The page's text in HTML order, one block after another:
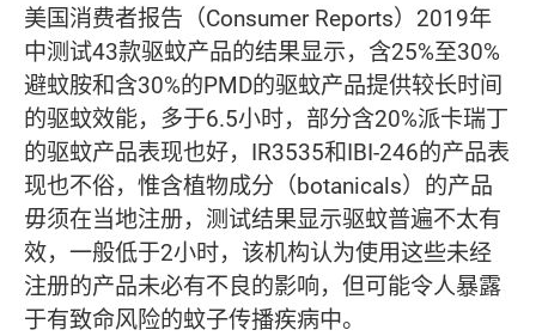
美国消费者报告（Consumer Reports）2019年
中测试43款驱蚊产品的结果显示，含25%至30%
避蚊胺和含30%的PMD的驱蚊产品提供较长时间
的驱蚊效能，多于6.5小时，部分含20%派卡瑞丁
的驱蚊产品表现也好，IR3535和IBI-246的产品表
现也不俗，惟含植物成分（botanicals）的产品
毋须在当地注册，测试结果显示驱蚊普遍不太有
效，一般低于2小时，该机构认为使用这些未经
注册的产品未必有不良的影响，但可能令人暴露
于有致命风险的蚊子传播疾病中。